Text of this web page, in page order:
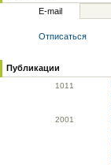
E-mail
Отписаться
Публикации
1011
2001